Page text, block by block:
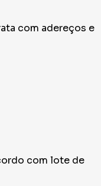
com adereços e
com lote de